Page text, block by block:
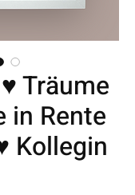
Träume
in Rente
Kollegin